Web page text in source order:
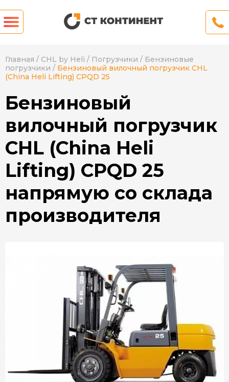
Главная / CHL by Heli / Погрузчики / Бензиновые
погрузчики / Бензиновый вилочный погрузчик CHL
(China Heli Lifting) CPQD 25
Бензиновый
вилочный погрузчик
CHL (China Heli
Lifting) CPQD 25
напрямую со склада
производителя